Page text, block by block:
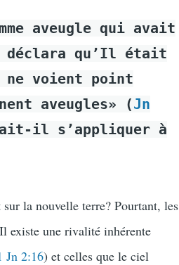
aveugle qui avait
déclara qu’Il était
ne voient point
aveugles» (Jn
il s’appliquer à
la nouvelle terre? Pourtant, les
existe une rivalité inhérente
Jn 2:16) et celles que le ciel